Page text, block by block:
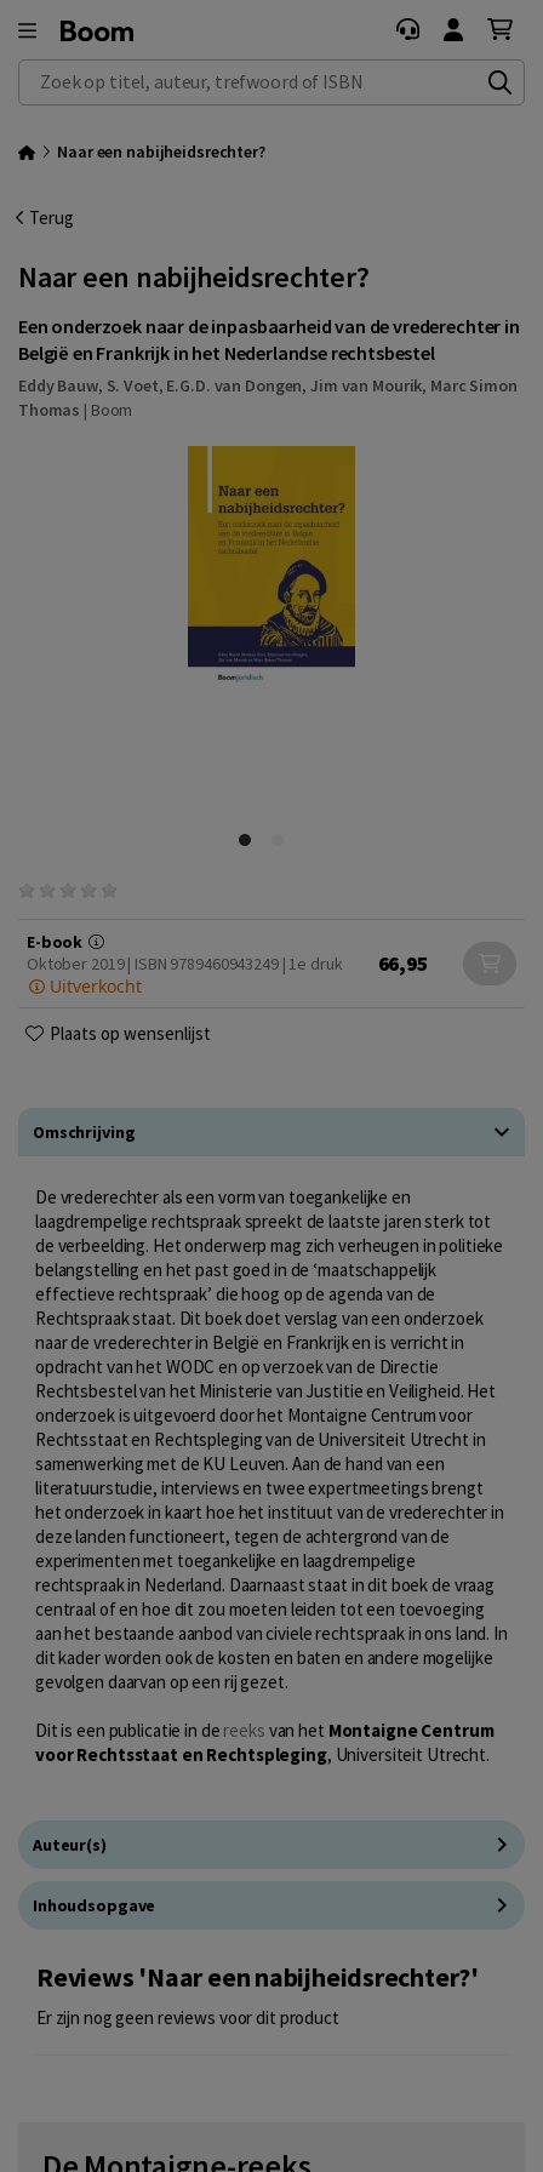
Zoek op titel, auteur, trefwoord of ISBN
Naar een nabijheidsrechter?
Terug
Naar een nabijheidsrechter?
Een onderzoek naar de inpasbaarheid van de vrederechter in
België en Frankrijk in het Nederlandse rechtsbestel
Eddy Bauw, S. Voet, E.G.D. van Dongen,Jim van Mourik, Marc Simon
Thomas | Boom
E-book
Oktober 2019 | ISBN 9789460943249 | 1e druk
Uitverkocht
66,95
Plaats op wensenlijst
Omschrijving
De vrederechter als een vorm van toegankelijke en
laagdrempelige rechtspraak spreekt de laatste jaren sterk tot
de verbeelding. Het onderwerp mag zich verheugen in politieke
belangstelling en het past goed in de ‘maatschappelijk
effectieve rechtspraak’ die hoog op de agenda van de
Rechtspraak staat. Dit boek doet verslag van een onderzoek
naar de vrederechter in België en Frankrijk en is verricht in
opdracht van het WODC en op verzoek van de Directie
Rechtsbestel van het Ministerie van Justitie en Veiligheid. Het
onderzoek is uitgevoerd door het Montaigne Centrum voor
Rechtsstaat en Rechtspleging van de Universiteit Utrecht in
samenwerking met de KU Leuven. Aan de hand van een
literatuurstudie, interviews en twee expertmeetings brengt
het onderzoek in kaart hoe het instituut van de vrederechter in
deze landen functioneert, tegen de achtergrond van de
experimenten met toegankelijke en laagdrempelige
rechtspraak in Nederland. Daarnaast staat in dit boek de vraag
centraal of en hoe dit zou moeten leiden tot een toevoeging
aan het bestaande aanbod van civiele rechtspraak in ons land. In
dit kader worden ook de kosten en baten en andere mogelijke
gevolgen daarvan op een rij gezet.
Dit is een publicatie in de reeks van het Montaigne Centrum
voor Rechtsstaat en Rechtspleging, Universiteit Utrecht.
Auteur(s)
Inhoudsopgave
Reviews 'Naar een nabijheidsrechter?'
Er zijn nog geen reviews voor dit product